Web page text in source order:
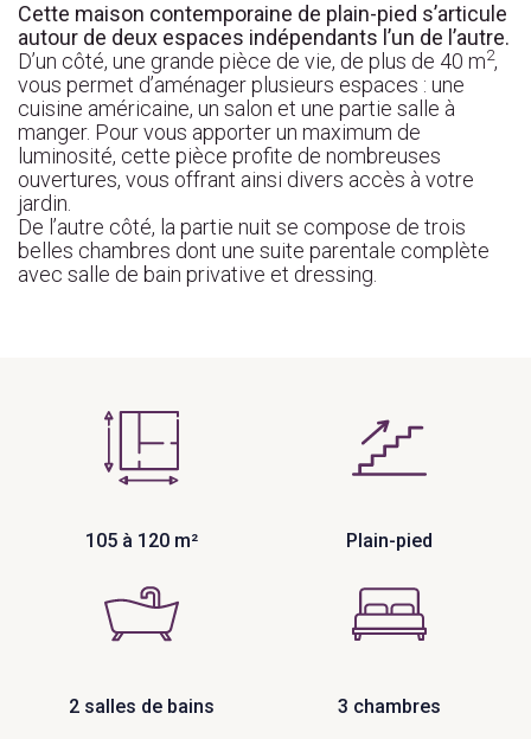
Cette maison contemporaine de plain-pied s’articule
autour de deux espaces indépendants l’un de l’autre.
D’un côté, une grande pièce de vie, de plus de 40 m2,
vous permet d’aménager plusieurs espaces : une
cuisine américaine, un salon et une partie salle à
manger. Pour vous apporter un maximum de
luminosité, cette pièce profite de nombreuses
ouvertures, vous offrant ainsi divers accès à votre
jardin.
De l’autre côté, la partie nuit se compose de trois
belles chambres dont une suite parentale complète
avec salle de bain privative et dressing.
105 à 120 m² Plain-pied
2 salles de bains 3 chambres